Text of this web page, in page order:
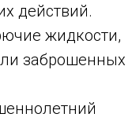
действий.
жидкости,
заброшенных